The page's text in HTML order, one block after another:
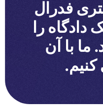
فدرال
را
ما با آن